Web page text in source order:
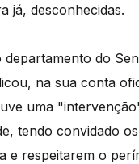
já, desconhecidas.
do
na sua conta
uma
tendo convidado
e respeitarem o